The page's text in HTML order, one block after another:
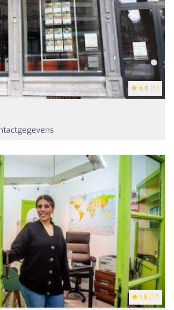
4.8 (5)
1.5 (17)